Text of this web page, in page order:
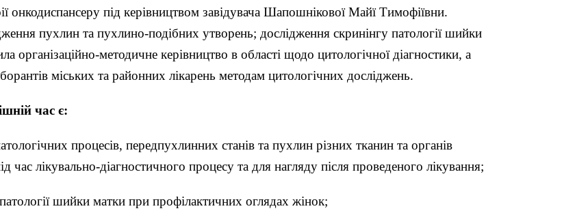
онкодиспансеру під керівництвом завідувача Шапошнікової Майї Тимофіївни.
пухлин та пухлино-подібних утворень; дослідження скринінгу патології шийки
організаційно-методичне керівництво в області щодо цитологічної діагностики, а
міських та районних лікарень методам цитологічних досліджень.
час є:
процесів, передпухлинних станів та пухлин різних тканин та органів
лікувально-діагностичного процесу та для нагляду після проведеного лікування;
шийки матки при профілактичних оглядах жінок;